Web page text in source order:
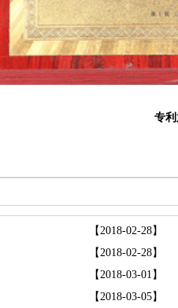
专
【2018-02-28】
【2018-02-28】
【2018-03-01】
【2018-03-05】